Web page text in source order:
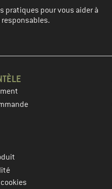
pratiques pour vous aider à